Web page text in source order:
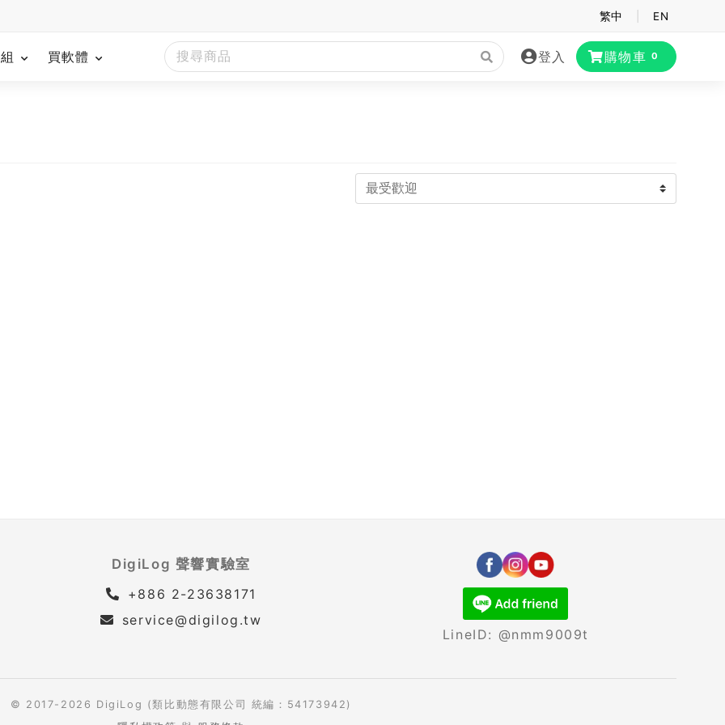
繁中 EN
買軟體 登入 購物車 0
DigiLog 聲響實驗室
+886 2-23638171
service@digilog.tw
LineID: @nmm9009t
© 2017-2026 DigiLog (類比動態有限公司 統編：54173942)